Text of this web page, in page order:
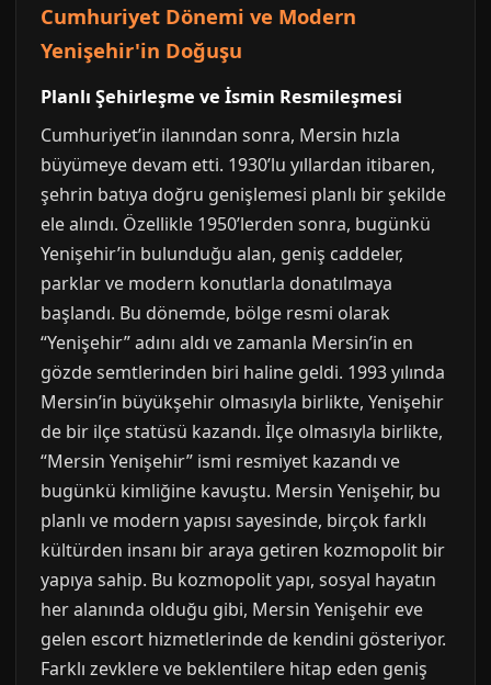
Cumhuriyet Dönemi ve Modern
Yenişehir'in Doğuşu
Planlı Şehirleşme ve İsmin Resmileşmesi
Cumhuriyet’in ilanından sonra, Mersin hızla
büyümeye devam etti. 1930’lu yıllardan itibaren,
şehrin batıya doğru genişlemesi planlı bir şekilde
ele alındı. Özellikle 1950’lerden sonra, bugünkü
Yenişehir’in bulunduğu alan, geniş caddeler,
parklar ve modern konutlarla donatılmaya
başlandı. Bu dönemde, bölge resmi olarak
“Yenişehir” adını aldı ve zamanla Mersin’in en
gözde semtlerinden biri haline geldi. 1993 yılında
Mersin’in büyükşehir olmasıyla birlikte, Yenişehir
de bir ilçe statüsü kazandı. İlçe olmasıyla birlikte,
“Mersin Yenişehir” ismi resmiyet kazandı ve
bugünkü kimliğine kavuştu. Mersin Yenişehir, bu
planlı ve modern yapısı sayesinde, birçok farklı
kültürden insanı bir araya getiren kozmopolit bir
yapıya sahip. Bu kozmopolit yapı, sosyal hayatın
her alanında olduğu gibi, Mersin Yenişehir eve
gelen escort hizmetlerinde de kendini gösteriyor.
Farklı zevklere ve beklentilere hitap eden geniş